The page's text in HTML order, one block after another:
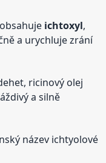
ichtoxyl,
a urychluje zrání
ricinový olej
a silně
název ichtyolové